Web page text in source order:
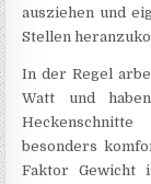
ausziehen und
Stellen
In der Regel
Watt und
besonders
Faktor Gewicht